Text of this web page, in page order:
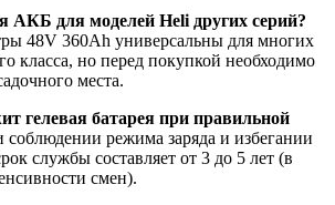
АКБ для моделей Heli других серий?
48V 360Ah универсальны для многих
класса, но перед покупкой необходимо
места.
гелевая батарея при правильной
соблюдении режима заряда и избегании
службы составляет от 3 до 5 лет (в
смен).